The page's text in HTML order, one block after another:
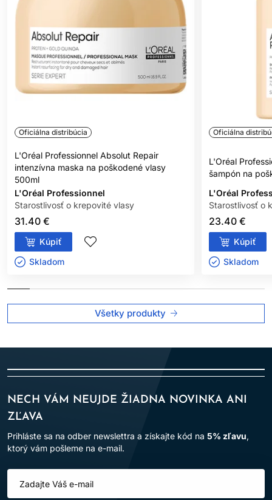
Oficiálna distribúcia
L'Oréal Professionnel Absolut Repair
intenzívna maska na poškodené vlasy
500ml
L'Oréal Professionnel
Starostlivosť o krepovité vlasy
31.40 €
Kúpiť
Skladom ㅤ
Oficiálna
L'Oréal
šampón na
L'Oréal
Starostlivosť o
23.40 €
Kúpiť
Skladom ㅤ
Všetky produkty
NECH VÁM NEUJDE ŽIADNA NOVINKA ANI
ZĽAVA
Prihláste sa na odber newslettra a získajte kód na 5% zľavu,
ktorý vám pošleme na e-mail.